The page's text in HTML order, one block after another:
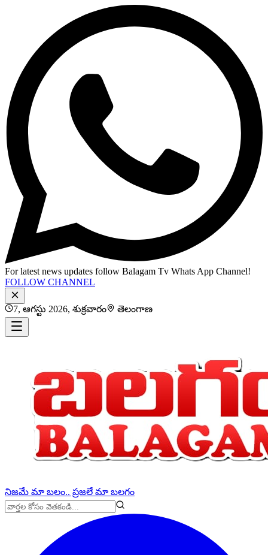
For latest news updates follow Balagam Tv Whats App Channel!
FOLLOW CHANNEL
7, ఆగస్టు 2026, శుక్రవారం తెలంగాణ
నిజమే మా బలం.. ప్రజలే మా బలగం